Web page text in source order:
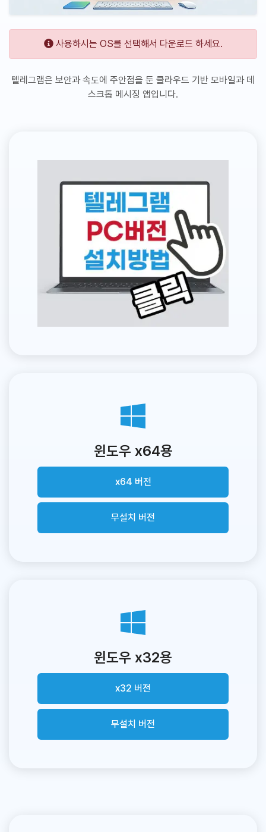
사용하시는 OS를 선택해서 다운로드 하세요.
텔레그램은 보안과 속도에 주안점을 둔 클라우드 기반 모바일과 데
스크톱 메시징 앱입니다.
윈도우 x64용
x64 버전
무설치 버전
윈도우 x32용
x32 버전
무설치 버전